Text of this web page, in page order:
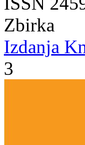
Zbirka
Izdanja
3